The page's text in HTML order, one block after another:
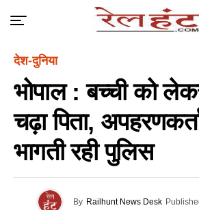
देश-दुनिया
भोपाल : बच्ची को
चढ़ा पिता,
भागती रही पुलिस
By Railhunt News Desk